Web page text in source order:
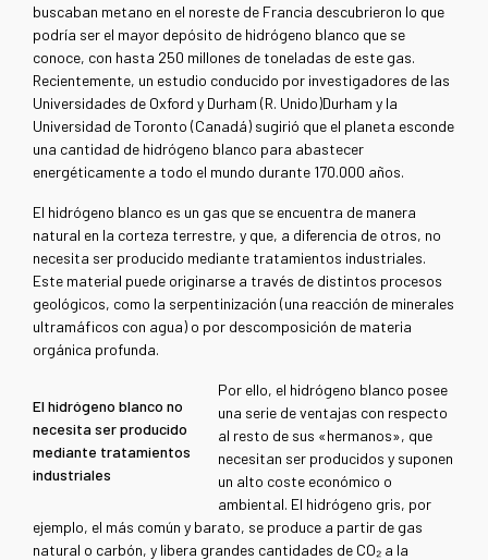
buscaban metano en el noreste de Francia descubrieron lo que
podría ser el mayor depósito de hidrógeno blanco que se
conoce, con hasta 250 millones de toneladas de este gas.
Recientemente, un estudio conducido por investigadores de las
Universidades de Oxford y Durham (R. Unido)Durham y la
Universidad de Toronto (Canadá) sugirió que el planeta esconde
una cantidad de hidrógeno blanco para abastecer
energéticamente a todo el mundo durante 170.000 años.
El hidrógeno blanco es un gas que se encuentra de manera
natural en la corteza terrestre, y que, a diferencia de otros, no
necesita ser producido mediante tratamientos industriales.
Este material puede originarse a través de distintos procesos
geológicos, como la serpentinización (una reacción de minerales
ultramáficos con agua) o por descomposición de materia
orgánica profunda.
El hidrógeno blanco no
necesita ser producido
mediante tratamientos
industriales
Por ello, el hidrógeno blanco posee
una serie de ventajas con respecto
al resto de sus «hermanos», que
necesitan ser producidos y suponen
un alto coste económico o
ambiental. El hidrógeno gris, por
ejemplo, el más común y barato, se produce a partir de gas
natural o carbón, y libera grandes cantidades de CO₂ a la